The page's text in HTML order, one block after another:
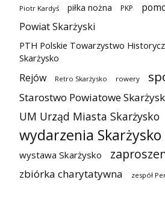
Piotr Kardyś piłka nożna PKP
Powiat Skarżyski
PTH Polskie Towarzystwo
Skarżysko
Rejów Retro Skarżysko rowery
Starostwo Powiatowe
UM Urząd Miasta Skarżysko
wydarzenia Skarżysko
wystawa Skarżysko
zbiórka charytatywna zespół